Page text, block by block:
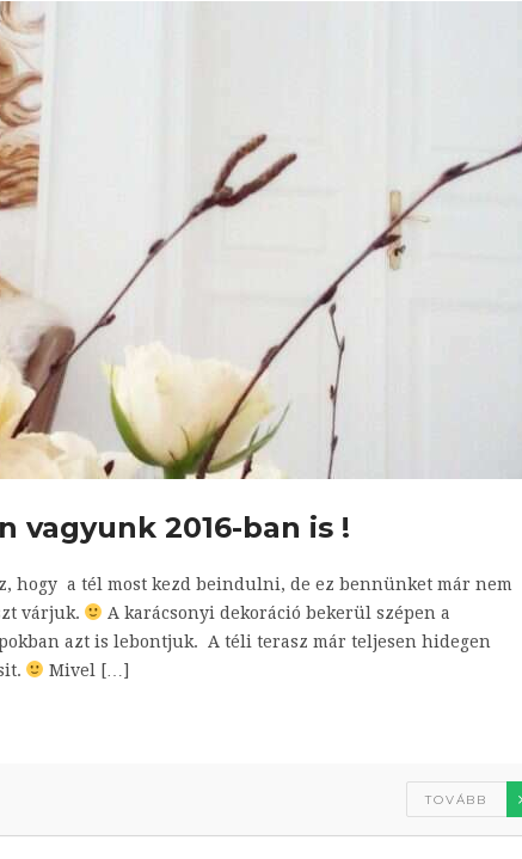
vagyunk 2016-ban is !
hogy a tél most kezd beindulni, de ez bennünket már nem
várjuk.
A karácsonyi dekoráció bekerül szépen a
azt is lebontjuk. A téli terasz már teljesen hidegen
Mivel […]
TOVÁBB